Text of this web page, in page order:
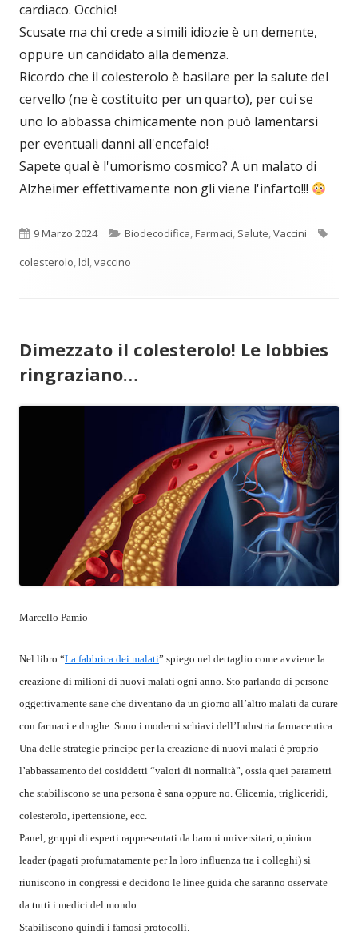
cardiaco. Occhio!
Scusate ma chi crede a simili idiozie è un demente,
oppure un candidato alla demenza.
Ricordo che il colesterolo è basilare per la salute del
cervello (ne è costituito per un quarto), per cui se
uno lo abbassa chimicamente non può lamentarsi
per eventuali danni all'encefalo!
Sapete qual è l'umorismo cosmico? A un malato di
Alzheimer effettivamente non gli viene l'infarto!!!
Pubblicato
9 Marzo 2024 Categorie
Biodecodifica,Farmaci, Salute,Vaccini
colesterolo,ldl,vaccino
Dimezzato il colesterolo! Le lobbies
ringraziano…
Marcello Pamio
Nel libro “La fabbrica dei malati” spiego nel dettaglio come avviene la
creazione di milioni di nuovi malati ogni anno. Sto parlando di persone
oggettivamente sane che diventano da un giorno all’altro malati da curare
con farmaci e droghe. Sono i moderni schiavi dell’Industria farmaceutica.
Una delle strategie principe per la creazione di nuovi malati è proprio
l’abbassamento dei cosiddetti “valori di normalità”, ossia quei parametri
che stabiliscono se una persona è sana oppure no. Glicemia, trigliceridi,
colesterolo, ipertensione, ecc.
Panel, gruppi di esperti rappresentati da baroni universitari, opinion
leader (pagati profumatamente per la loro influenza tra i colleghi) si
riuniscono in congressi e decidono le linee guida che saranno osservate
da tutti i medici del mondo.
Stabiliscono quindi i famosi protocolli.